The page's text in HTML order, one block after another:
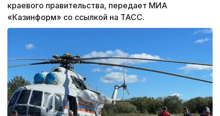
краевого правительства, передает МИА
«Казинформ» со ссылкой на ТАСС.